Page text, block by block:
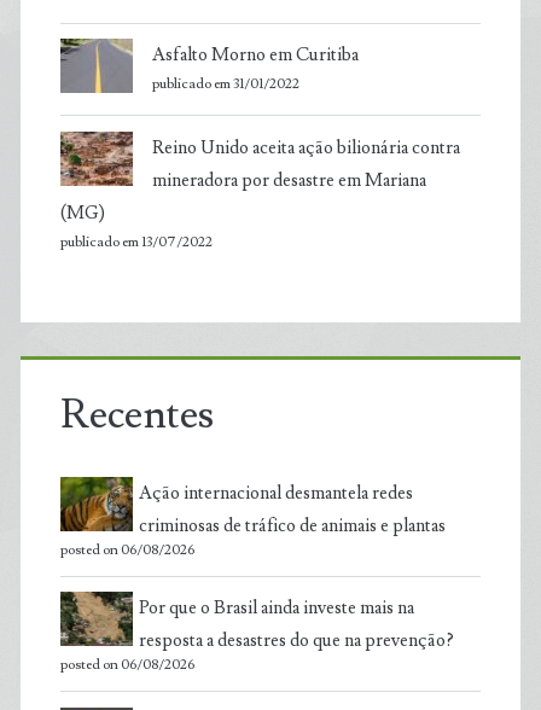
Asfalto Morno em Curitiba
publicado em 31/01/2022
Reino Unido aceita ação bilionária contra
mineradora por desastre em Mariana
(MG)
publicado em 13/07/2022
Recentes
Ação internacional desmantela redes
criminosas de tráfico de animais e plantas
posted on 06/08/2026
Por que o Brasil ainda investe mais na
resposta a desastres do que na prevenção?
posted on 06/08/2026